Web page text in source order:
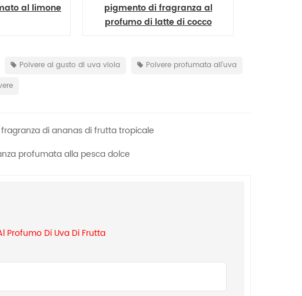
di fragranza al
profumo di latte di cocco
pigmento in polvere con
profumo ultra rose
Polvere al gusto di uva viola
Polvere profumata all'uva
di ananas di frutta tropicale
profumata alla pesca dolce
Profumo Di Uva Di Frutta